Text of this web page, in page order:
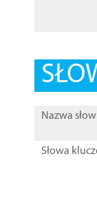
Nazwa
Słowa